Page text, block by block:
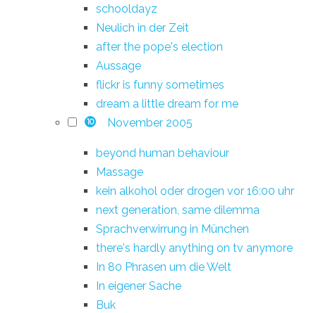
schooldayz
Neulich in der Zeit
after the pope's election
Aussage
flickr is funny sometimes
dream a little dream for me
10 November 2005
beyond human behaviour
Massage
kein alkohol oder drogen vor 16:00 uhr
next generation, same dilemma
Sprachverwirrung in München
there's hardly anything on tv anymore
In 80 Phrasen um die Welt
In eigener Sache
Buk